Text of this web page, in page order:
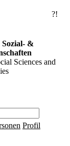
?!
Sozial- &
Sciences and
Profil